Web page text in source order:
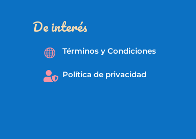
De interés
 Términos y Condiciones
 Política de privacidad